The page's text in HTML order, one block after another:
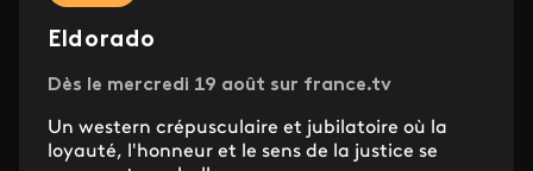
Eldorado
Dès le mercredi 19 août sur france.tv
Un western crépusculaire et jubilatoire où la
loyauté, l'honneur et le sens de la justice se